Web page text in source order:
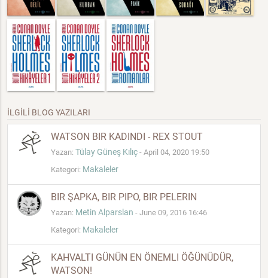
İLGİLİ BLOG YAZILARI
WATSON BIR KADINDI - REX STOUT
Yazan: Tülay Güneş Kılıç - April 04, 2020 19:50
Kategori: Makaleler
BIR ŞAPKA, BIR PIPO, BIR PELERIN
Yazan: Metin Alparslan - June 09, 2016 16:46
Kategori: Makaleler
KAHVALTI GÜNÜN EN ÖNEMLI ÖĞÜNÜDÜR,
WATSON!